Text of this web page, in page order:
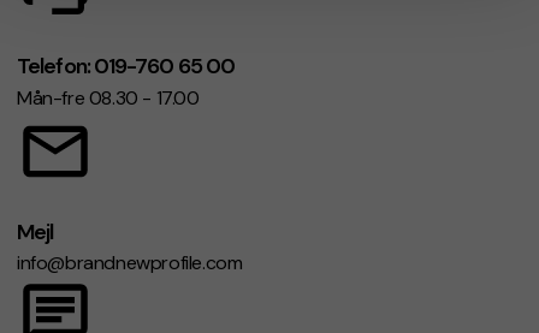
Telefon: 019-760 65 00
Mån-fre 08.30 - 17.00
Mejl
info@brandnewprofile.com